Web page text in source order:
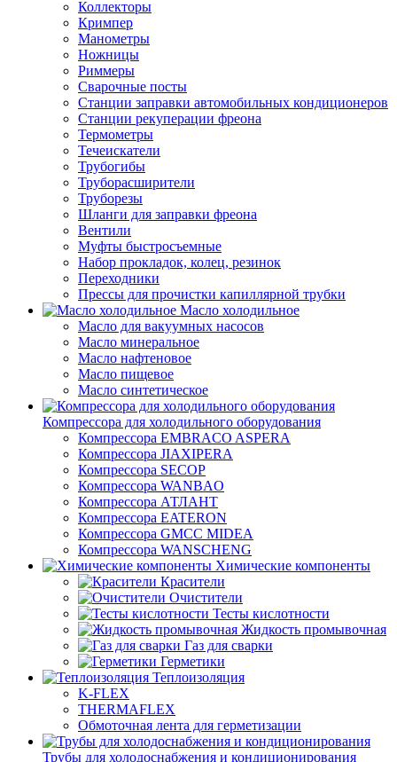
Коллекторы
Кримпер
Манометры
Ножницы
Риммеры
Сварочные посты
Станции заправки автомобильных кондиционеров
Станции рекуперации фреона
Термометры
Течеискатели
Трубогибы
Труборасширители
Труборезы
Шланги для заправки фреона
Вентили
Муфты быстросъемные
Набор прокладок, колец, резинок
Переходники
Прессы для прочистки капиллярной трубки
Масло холодильное
Масло для вакуумных насосов
Масло минеральное
Масло нафтеновое
Масло пищевое
Масло синтетическое
Компрессора для холодильного оборудования
Компрессора EMBRACO ASPERA
Компрессора JIAXIPERA
Компрессора SECOP
Компрессора WANBAO
Компрессора АТЛАНТ
Компрессора EATERON
Компрессора GMCC MIDEA
Компрессора WANSCHENG
Химические компоненты
Красители
Очистители
Тесты кислотности
Жидкость промывочная
Газ для сварки
Герметики
Теплоизоляция
K-FLEX
THERMAFLEX
Обмоточная лента для герметизации
Трубы для холодоснабжения и кондиционирования